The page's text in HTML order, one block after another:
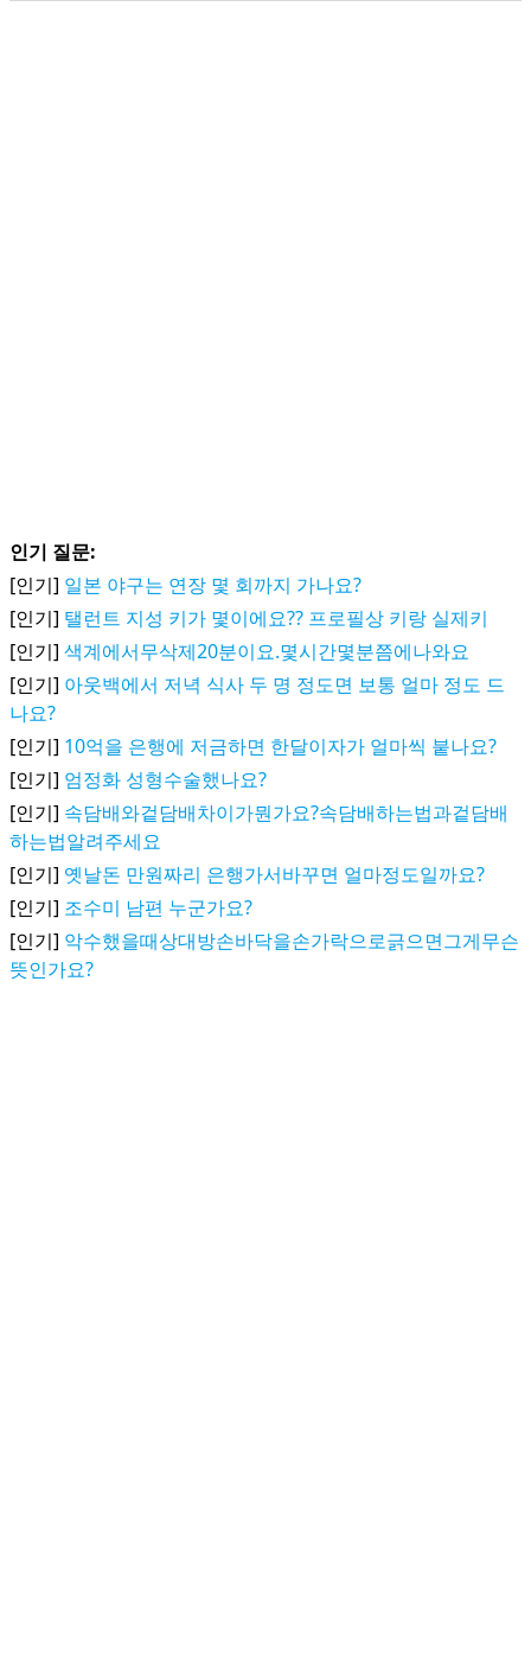
인기 질문:
[인기] 일본 야구는 연장 몇 회까지 가나요?
[인기] 탤런트 지성 키가 몇이에요?? 프로필상 키랑 실제키
[인기] 색계에서무삭제20분이요.몇시간몇분쯤에나와요
[인기] 아웃백에서 저녁 식사 두 명 정도면 보통 얼마 정도 드
나요?
[인기] 10억을 은행에 저금하면 한달이자가 얼마씩 붙나요?
[인기] 엄정화 성형수술했나요?
[인기] 속담배와겉담배차이가뭔가요?속담배하는법과겉담배
하는법알려주세요
[인기] 옛날돈 만원짜리 은행가서바꾸면 얼마정도일까요?
[인기] 조수미 남편 누군가요?
[인기] 악수했을때상대방손바닥을손가락으로긁으면그게무슨
뜻인가요?